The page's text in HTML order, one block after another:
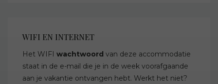
WIFI EN INTERNET
Het WIFI wachtwoord van deze accommodatie
staat in de e-mail die je in de week voorafgaande
aan je vakantie ontvangen hebt. Werkt het niet?